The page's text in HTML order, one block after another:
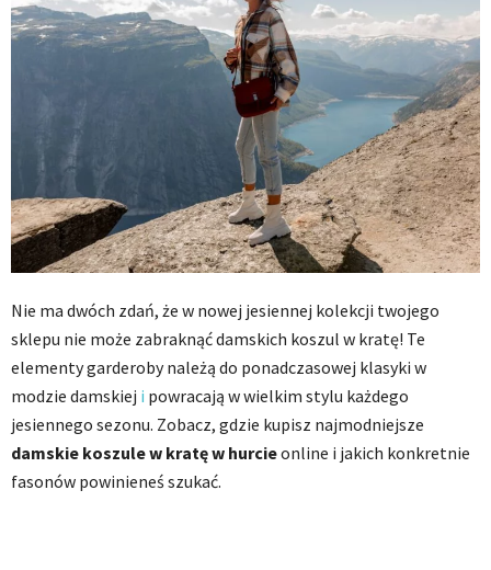
Nie ma dwóch zdań, że w nowej jesiennej kolekcji twojego
sklepu nie może zabraknąć damskich koszul w kratę! Te
elementy garderoby należą do ponadczasowej klasyki w
modzie damskiej i powracają w wielkim stylu każdego
jesiennego sezonu. Zobacz, gdzie kupisz najmodniejsze
damskie koszule w kratę w hurcieonline i jakich konkretnie
fasonów powinieneś szukać.